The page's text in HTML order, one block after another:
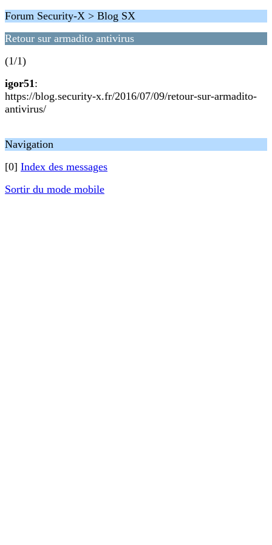
Forum Security-X > Blog SX
Retour sur armadito antivirus
(1/1)
igor51:
https://blog.security-x.fr/2016/07/09/retour-sur-armadito-
antivirus/
Navigation
[0] Index des messages
Sortir du mode mobile